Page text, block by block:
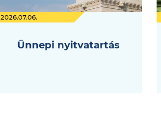
2026.07.06.
Ünnepi nyitvatartás